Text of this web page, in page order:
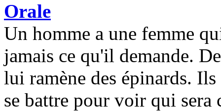
Orale
Un homme a une femme
jamais ce qu'il demande.
lui ramène des épinards.
se battre pour voir qui